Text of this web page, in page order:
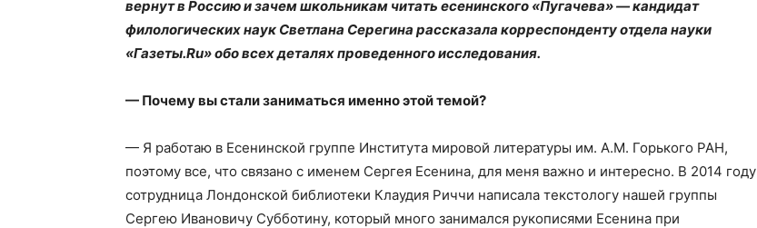
вернут в Россию и зачем школьникам читать есенинского «Пугачева» — кандидат
филологических наук Светлана Серегина рассказала корреспонденту отдела науки
«Газеты.Ru» обо всех деталях проведенного исследования.
— Почему вы стали заниматься именно этой темой?
— Я работаю в Есенинской группе Института мировой литературы им. А.М. Горького РАН,
поэтому все, что связано с именем Сергея Есенина, для меня важно и интересно. В 2014 году
сотрудница Лондонской библиотеки Клаудия Риччи написала текстологу нашей группы
Сергею Ивановичу Субботину, который много занимался рукописями Есенина при